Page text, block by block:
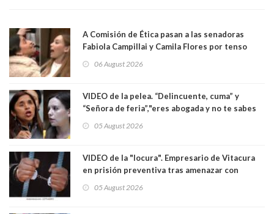
A Comisión de Ética pasan a las senadoras
Fabiola Campillai y Camila Flores por tenso
06 August 2026
VIDEO de la pelea. “Delincuente, cuma” y
“Señora de feria”,"eres abogada y no te sabes
senadoras Camila Flores y Fabiola Campillai en
05 August 2026
VIDEO de la "locura". Empresario de Vitacura
en prisión preventiva tras amenazar con
Los persiguió en potente camioneta
05 August 2026